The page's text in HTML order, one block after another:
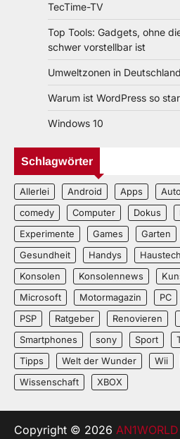
TecTime-TV
Top Tools: Gadgets, ohne
schwer vorstellbar ist
Umweltzonen in
Warum ist WordPress so
Windows 10
Schlagwörter
Allerlei Android Apps Auto
comedy
Computer Dokus
Experimente
Games Garten
Gesundheit
Handys
Konsolen
Konsolennews
Microsoft
Motormagazin PC
PSP
Ratgeber Renovieren
Smartphones
sony Sport
Tipps
Welt der Wunder Wii
Wissenschaft
XBOX
Copyright © 2026